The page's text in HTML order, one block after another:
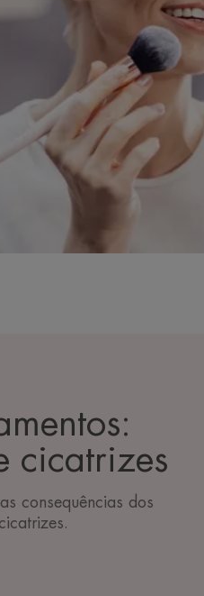
cicatrizes
consequências dos